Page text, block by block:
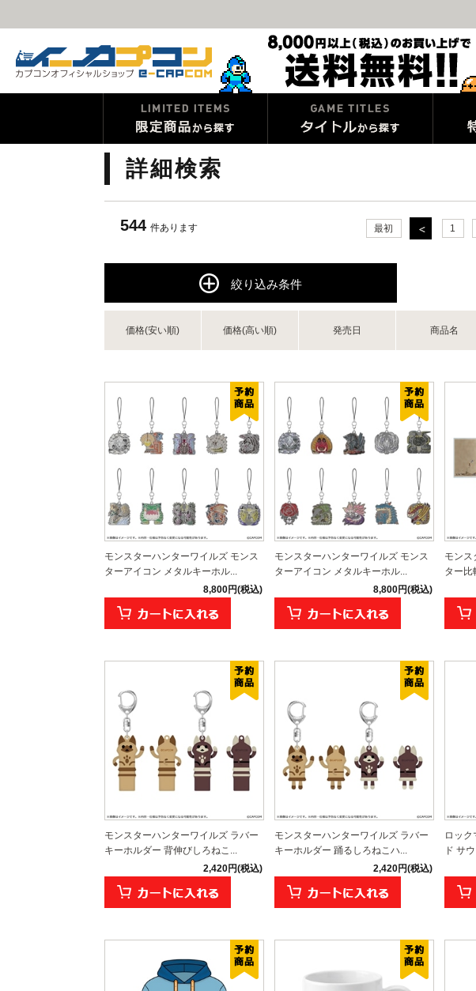
詳細検索
544 件あります 最初 1
絞り込み条件
価格(安い順) 価格(高い順) 発売日 商品名
モンスターハンターワイルズ モンス
ターアイコン メタルキーホル...
8,800円(税込)
モンスターハンターワイルズ モンス
ターアイコン メタルキーホル...
8,800円(税込)
モンス
ター
モンスターハンターワイルズ ラバー
キーホルダー 背伸びしろねこ...
2,420円(税込)
モンスターハンターワイルズ ラバー
キーホルダー 踊るしろねこハ...
2,420円(税込)
ロック
ド サ